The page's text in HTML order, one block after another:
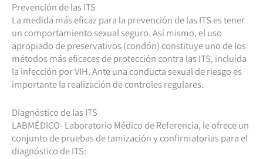
Prevención de las ITS
La medida más eficaz para la prevención de las ITS es tener
un comportamiento sexual seguro. Así mismo, el uso
apropiado de preservativos (condón) constituye uno de los
métodos más eficaces de protección contra las ITS, incluida
la infección por VIH. Ante una conducta sexual de riesgo es
importante la realización de controles regulares.
Diagnóstico de las ITS
LABMÉDICO- Laboratorio Médico de Referencia, le ofrece un
conjunto de pruebas de tamización y confirmatorias para el
diagnóstico de ITS: